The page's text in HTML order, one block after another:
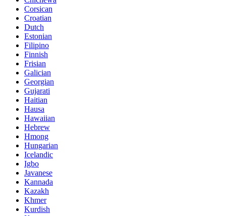
Corsican
Croatian
Dutch
Estonian
Filipino
Finnish
Frisian
Galician
Georgian
Gujarati
Haitian
Hausa
Hawaiian
Hebrew
Hmong
Hungarian
Icelandic
Igbo
Javanese
Kannada
Kazakh
Khmer
Kurdish